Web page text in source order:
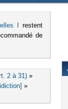
I
restent
de
2 à 31) »
»